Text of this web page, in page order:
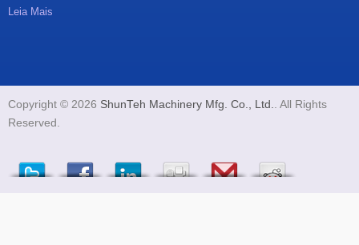
Leia Mais
Copyright © 2026 ShunTeh Machinery Mfg. Co., Ltd.
. All Rights
Reserved.